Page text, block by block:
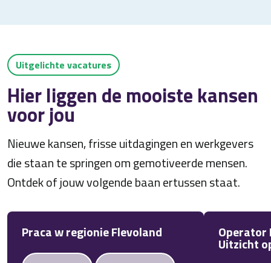
Uitgelichte vacatures
Hier liggen de mooiste kansen
voor jou
Nieuwe kansen, frisse uitdagingen en werkgevers
die staan te springen om gemotiveerde mensen.
Ontdek of jouw volgende baan ertussen staat.
Praca w regionie Flevoland Operator
Uitzicht